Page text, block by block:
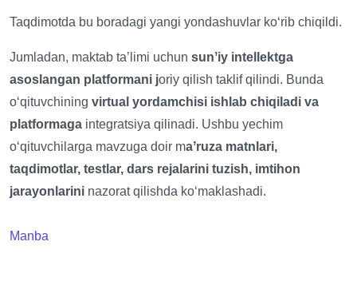
Taqdimotda bu boradagi yangi yondashuvlar koʻrib chiqildi.
Jumladan, maktab taʼlimi uchun sunʼiy intellektga
asoslangan platformani joriy qilish taklif qilindi. Bunda
oʻqituvchining virtual yordamchisi ishlab chiqiladi va
platformaga integratsiya qilinadi. Ushbu yechim
oʻqituvchilarga mavzuga doir maʼruza matnlari,
taqdimotlar, testlar, dars rejalarini tuzish, imtihon
jarayonlarini nazorat qilishda koʻmaklashadi.
Manba